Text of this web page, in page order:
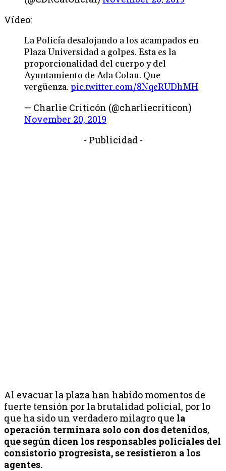
Vídeo:
La Policía desalojando a los acampados en
Plaza Universidad a golpes. Esta es la
proporcionalidad del cuerpo y del
Ayuntamiento de Ada Colau. Que
vergüenza. pic.twitter.com/8NqeRUDhMH
— Charlie Criticón (@charliecriticon)
November 20, 2019
- Publicidad -
Al evacuar la plaza han habido momentos de
fuerte tensión por la brutalidad policial, por lo
que ha sido un verdadero milagro que la
operación terminara solo con dos detenidos,
que según dicen los responsables policiales del
consistorio progresista, se resistieron a los
agentes.